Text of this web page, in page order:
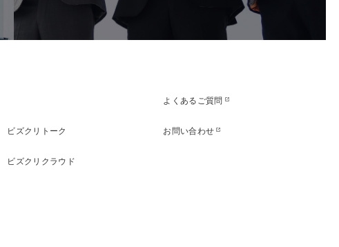
ビズクリトーク
ビズクリクラウド
よくあるご質問 open_in_new
お問い合わせ open_in_new